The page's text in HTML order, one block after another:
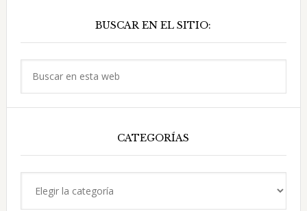
principal
BUSCAR EN EL SITIO:
CATEGORÍAS